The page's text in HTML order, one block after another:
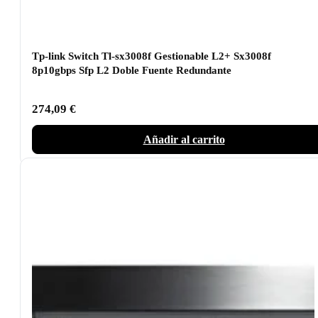
Tp-link Switch Tl-sx3008f Gestionable L2+ Sx3008f
8p10gbps Sfp L2 Doble Fuente Redundante
274,09 €
Añadir al carrito